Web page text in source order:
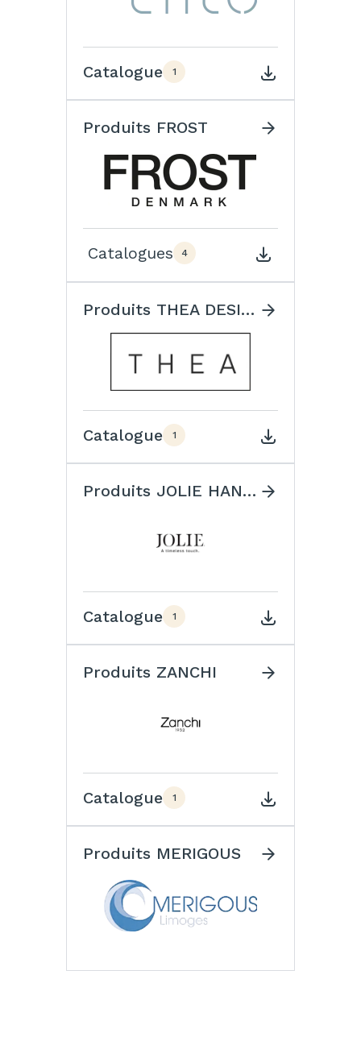
Catalogue 1
Produits FROST
Catalogues 4
Produits THEA DESIGN
Catalogue 1
Produits JOLIE HANDLES
Catalogue 1
Produits ZANCHI
Catalogue 1
Produits MERIGOUS